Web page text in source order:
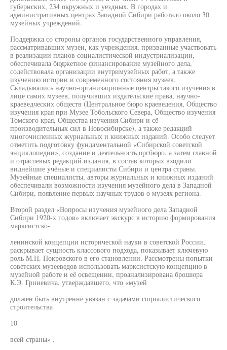
губернских, 234 окружных и уездных. В городах и
административных центрах Западной Сибири работало около 30
музейных учреждений.
Поддержка со стороны органов государственного управления,
рассматривавших музеи, как учреждения, призванные участвовать
в реализации планов социалистической индустриализации,
обеспечивала бюджетное финансирование музейного дела,
содействовала организации внутримузейных работ, а также
изучению истории и современного состояния музеев.
Складывались научно-организационные центры такого изучения в
лице самих музеев, получивших издательские права, научно-
краеведческих обществ (Центральное бюро краеведения, Общество
изучения края при Музее Тобольского Севера, Общество изучения
Томского края, Общества изучения Сибири и сё
производительных сил в Новосибирске), а также редакций
многочисленных журнальных и книжных изданий. Особо следует
отметить подготовку фундаментальной «Сибирской советской
энциклопедии», создание и деятельность оргбюро, а затем главной
и отраслевых редакций издания, в состав которых входили
виднейшие учёные и специалисты Сибири и центра страны.
Музейные специалисты, авторы журнальных и книжных изданий
обеспечивали возможности изучения музейного дела в Западной
Сибири, появление первых научных трудов о музеях региона.
Второй раздел «Вопросы изучения музейного дела Западной
Сибири 1920-х годов» включает экскурс в историю формирования
марксистско-
ленинской концепции исторической науки в советской России,
раскрывает сущность классового подхода, показывает ключевую
роль М.Н. Покровского в его становлении. Рассмотрены попытки
советских музееведов использовать марксистскую концепцию в
музейной работе и её освещении, проанализирована брошюра
К.Э. Гриневича, утверждавшего, что «музей
должен быть внутренне увязан с задачами социалистического
строительства
10
всей страны» .